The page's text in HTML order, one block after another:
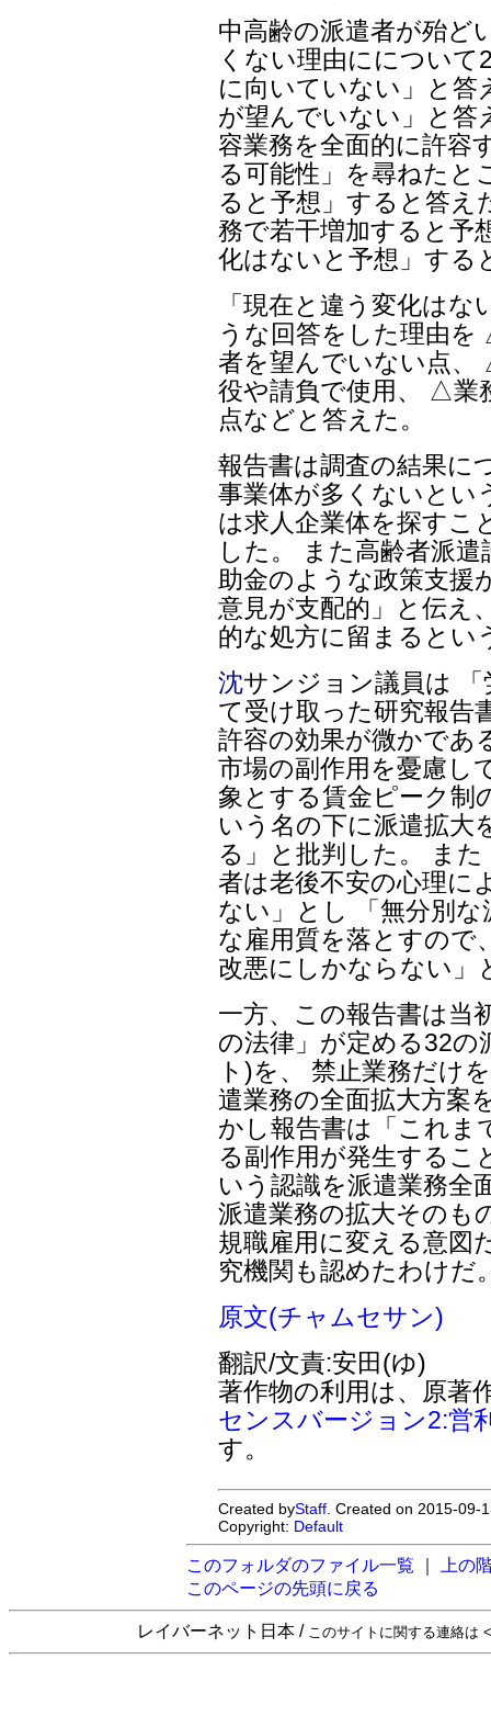
中高齢の派遣者が殆ど
くない理由にについて
に向いていない」と答
が望んでいない」と答
容業務を全面的に許容
る可能性」を尋ねたと
ると予想」すると答え
務で若干増加すると予
化はないと予想」する
「現在と違う変化は
うな回答をした理由
者を望んでいない点
役や請負で使用、 △業
点などと答えた。
報告書は調査の結果に
事業体が多くないとい
は求人企業体を探すこ
した。 また高齢者派
助金のような政策支援
意見が支配的」と伝え
的な処方に留まるとい
沈サンジョン議員は
て受け取った研究報告
許容の効果が微かであ
市場の副作用を憂慮し
象とする賃金ピーク制
いう名の下に派遣拡大
る」と批判した。 ま
者は老後不安の心理に
ない」とし 「無分別
な雇用質を落とすので
改悪にしかならない」
一方、この報告書は当
の法律」が定める32の
ト)を、 禁止業務だけ
遣業務の全面拡大方案
かし報告書は「これま
る副作用が発生するこ
いう認識を派遣業務全
派遣業務の拡大そのも
規職雇用に変える意図
究機関も認めたわけだ
原文(チャムセサン)
翻訳/文責:安田(ゆ)
著作物の利用は、原著
センスバージョン2:営
す。
Created byStaff . Created on 2015-
Copyright: Default
このフォルダのファイル一覧
上の
このページの先頭に戻る
レイバーネット日本 / このサイトに関する連絡は